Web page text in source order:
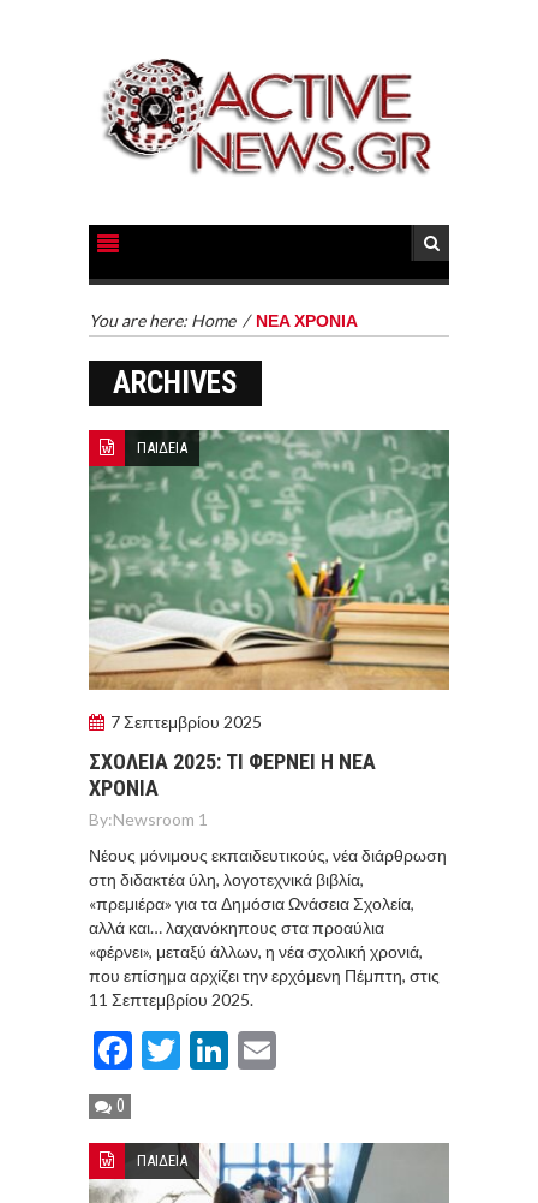
You are here: Home / ΝΕΑ ΧΡΟΝΙΑ
ARCHIVES
ΠΑΙΔΕΙΑ
7 Σεπτεμβρίου 2025
ΣΧΟΛΕΙΑ 2025: ΤΙ ΦΕΡΝΕΙ Η ΝΕΑ
ΧΡΟΝΙΑ
By:Newsroom 1
Νέους μόνιμους εκπαιδευτικούς, νέα διάρθρωση
στη διδακτέα ύλη, λογοτεχνικά βιβλία,
«πρεμιέρα» για τα Δημόσια Ωνάσεια Σχολεία,
αλλά και… λαχανόκηπους στα προαύλια
«φέρνει», μεταξύ άλλων, η νέα σχολική χρονιά,
που επίσημα αρχίζει την ερχόμενη Πέμπτη, στις
11 Σεπτεμβρίου 2025.
Facebook
TwitterLinkedIn
0
ΠΑΙΔΕΙΑ